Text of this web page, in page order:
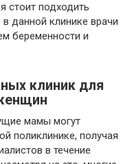
стоит подходить
данной клинике врачи
беременности и
клиник для
мамы могут
поликлинике, получая
в течение